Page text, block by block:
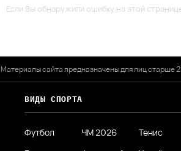
Если Вы обнаружили ошибку на этой
Материалы сайта предназначены для лиц старше
ВИДЫ СПОРТА
Футбол ЧМ 2026
Тенис